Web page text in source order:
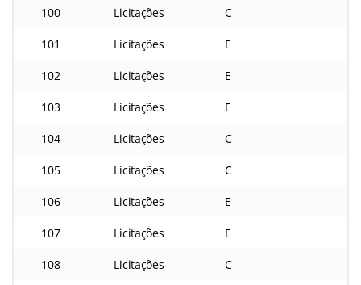
100 Licitações C
101 Licitações E
102 Licitações E
103 Licitações E
104 Licitações C
105 Licitações C
106 Licitações E
107 Licitações E
108 Licitações C